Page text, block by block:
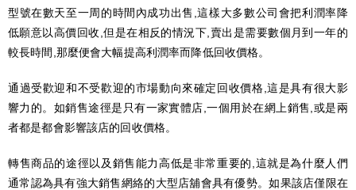
型號在數天至一周的時間內成功出售,這樣大多數公司會把利潤率降
低願意以高價回收,但是在相反的情況下,賣出是需要數個月到一年的
較長時間,那麼便會大幅提高利潤率而降低回收價格。
通過受歡迎和不受歡迎的市場動向來確定回收價格,這是具有很大影
響力的。如銷售途徑是只有一家實體店,一個用於在網上銷售,或是兩
者都是都會影響該店的回收價格。
轉售商品的途徑以及銷售能力高低是非常重要的,這就是為什麼人們
通常認為具有強大銷售網絡的大型店舖會具有優勢。如果該店僅限在